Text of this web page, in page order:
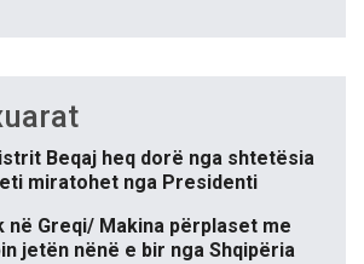
Beqaj heq dorë nga shtetësia
miratohet nga Presidenti
Greqi/ Makina përplaset me
jetën nënë e bir nga Shqipëria